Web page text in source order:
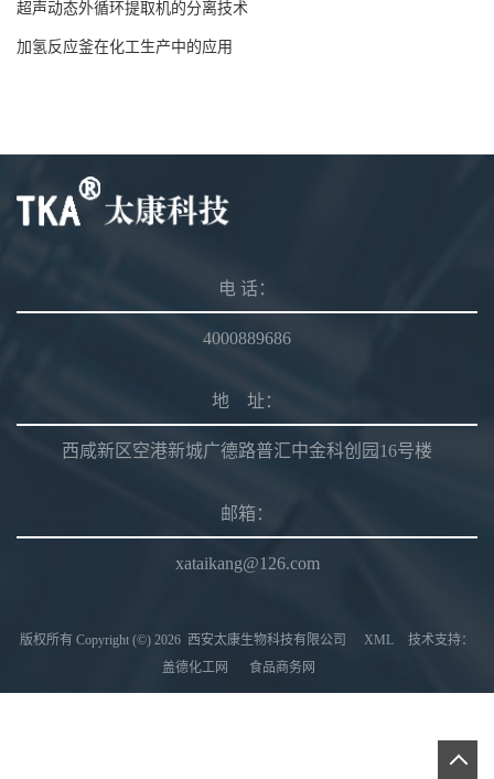
超声动态外循环提取机的分离技术
加氢反应釜在化工生产中的应用
电 话：
4000889686
地 址：
西咸新区空港新城广德路普汇中金科创园16号楼
邮箱：
xataikang@126.com
版权所有 Copyright (©) 2026 西安太康生物科技有限公司 XML
技术支持：
盖德化工网
食品商务网